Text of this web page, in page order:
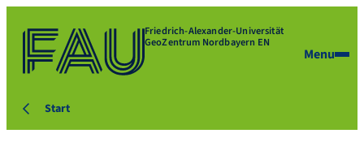
Friedrich-Alexander-Universität
GeoZentrum Nordbayern EN
Menu
Start